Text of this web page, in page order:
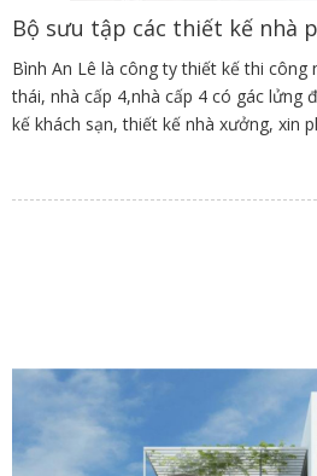
Bộ sưu tập các thiết kế nhà
Bình An Lê là công ty thiết kế thi công
thái, nhà cấp 4,nhà cấp 4 có gác lửng
kế khách sạn, thiết kế nhà xưởng, xin
trên địa bàn các tỉnh Đồng Nai, Bình